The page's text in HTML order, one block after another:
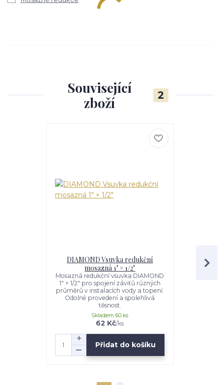
Související
zboží
2
DIAMOND Vsuvka redukční
mosazná 1" × 1/2"
Mosazná redukční vsuvka DIAMOND
1" × 1/2" pro spojení závitů různých
průměrů v instalacích vody a topení.
Odolné provedení a spolehlivá
těsnost.
62 Kč/ks
Skladem 60 ks
Přidat do košíku